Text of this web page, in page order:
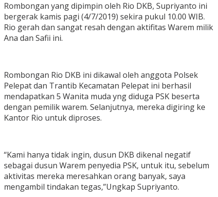
Rombongan yang dipimpin oleh Rio DKB, Supriyanto ini
bergerak kamis pagi (4/7/2019) sekira pukul 10.00 WIB.
Rio gerah dan sangat resah dengan aktifitas Warem milik
Ana dan Safii ini.
Rombongan Rio DKB ini dikawal oleh anggota Polsek
Pelepat dan Trantib Kecamatan Pelepat ini berhasil
mendapatkan 5 Wanita muda yng diduga PSK beserta
dengan pemilik warem. Selanjutnya, mereka digiring ke
Kantor Rio untuk diproses.
“Kami hanya tidak ingin, dusun DKB dikenal negatif
sebagai dusun Warem penyedia PSK, untuk itu, sebelum
aktivitas mereka meresahkan orang banyak, saya
mengambil tindakan tegas,”Ungkap Supriyanto.